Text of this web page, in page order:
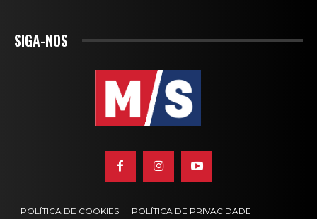
SIGA-NOS
POLÍTICA DE COOKIES POLÍTICA DE PRIVACIDADE